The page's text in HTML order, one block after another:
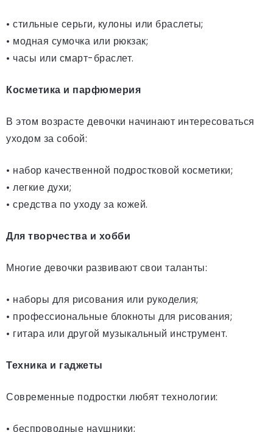
• стильные серьги, кулоны или браслеты;
• модная сумочка или рюкзак;
• часы или смарт-браслет.
Косметика и парфюмерия
В этом возрасте девочки начинают интересоваться
уходом за собой:
• набор качественной подростковой косметики;
• легкие духи;
• средства по уходу за кожей.
Для творчества и хобби
Многие девочки развивают свои таланты:
• наборы для рисования или рукоделия;
• профессиональные блокноты для рисования;
• гитара или другой музыкальный инструмент.
Техника и гаджеты
Современные подростки любят технологии:
• беспроводные наушники;